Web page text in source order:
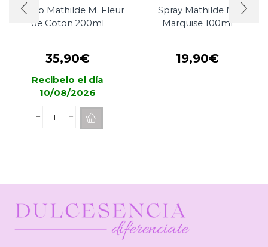
Mikado Mathilde M. Fleur
de Coton 200ml
35,90€
Recibelo el día
10/08/2026
Mikado
Mathilde
Spray Mathilde M.
Marquise 100ml
19,90€